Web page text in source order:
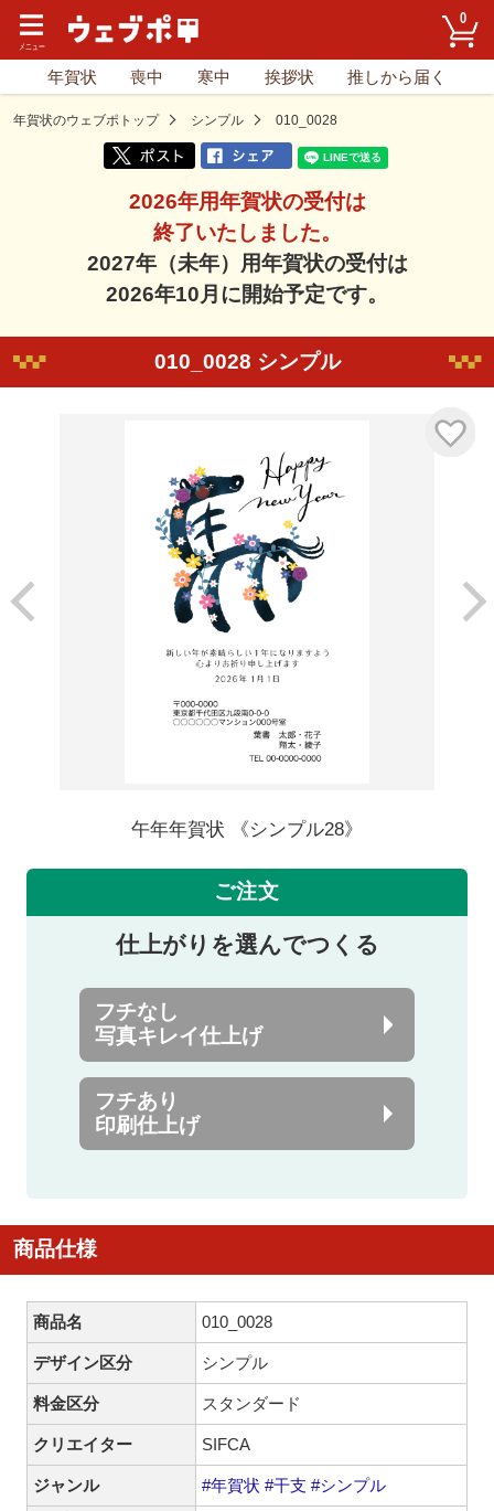
0
年賀状 喪中 寒中 挨拶状 推しから届く
年賀状のウェブポトップ シンプル 010_0028
2026年用年賀状の受付は
終了いたしました。
2027年（未年）用年賀状の受付は
2026年10月に開始予定です。
010_0028 シンプル
午年年賀状 《シンプル28》
ご注文
仕上がりを選んでつくる
フチなし
写真キレイ仕上げ
フチあり
印刷仕上げ
商品仕様
商品名 010_0028
デザイン区分 シンプル
料金区分 スタンダード
クリエイター SIFCA
ジャンル #年賀状 #干支 #シンプル